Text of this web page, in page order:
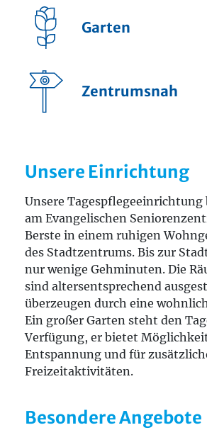
Garten
Zentrumsnah
Unsere Einrichtung
Unsere
am Evangelischen
Berste in einem ruhigen
des Stadtzentrums. Bis zur
nur wenige Gehminuten. Die
sind altersentsprechend
überzeugen durch eine
Ein großer Garten steht den
Verfügung, er bietet
Entspannung und für
Freizeitaktivitäten.
Besondere Angebote